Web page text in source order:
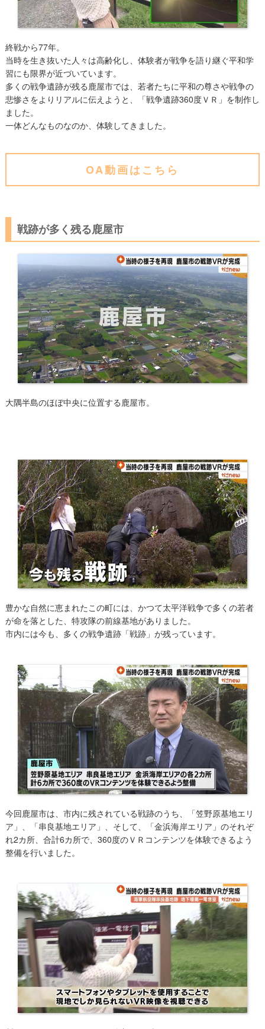
終戦から77年。
当時を生き抜いた人々は高齢化し、体験者が戦争を語り継ぐ平和学
習にも限界が近づいています。
多くの戦争遺跡が残る鹿屋市では、若者たちに平和の尊さや戦争の
悲惨さをよりリアルに伝えようと、「戦争遺跡360度ＶＲ」を制作し
ました。
一体どんなものなのか、体験してきました。
OA動画はこちら
戦跡が多く残る鹿屋市
大隅半島のほぼ中央に位置する鹿屋市。
豊かな自然に恵まれたこの町には、かつて太平洋戦争で多くの若者
が命を落とした、特攻隊の前線基地がありました。
市内には今も、多くの戦争遺跡「戦跡」が残っています。
今回鹿屋市は、市内に残されている戦跡のうち、「笠野原基地エリ
ア」、「串良基地エリア」、そして、「金浜海岸エリア」のそれぞ
れ2カ所、合計6カ所で、360度のＶＲコンテンツを体験できるよう
整備を行いました。